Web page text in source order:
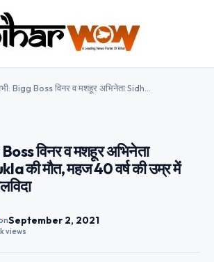
विनर व मशहूर अभिनेता
की मौत, महज 40 वर्ष की उम्र में
September 2, 2021
views